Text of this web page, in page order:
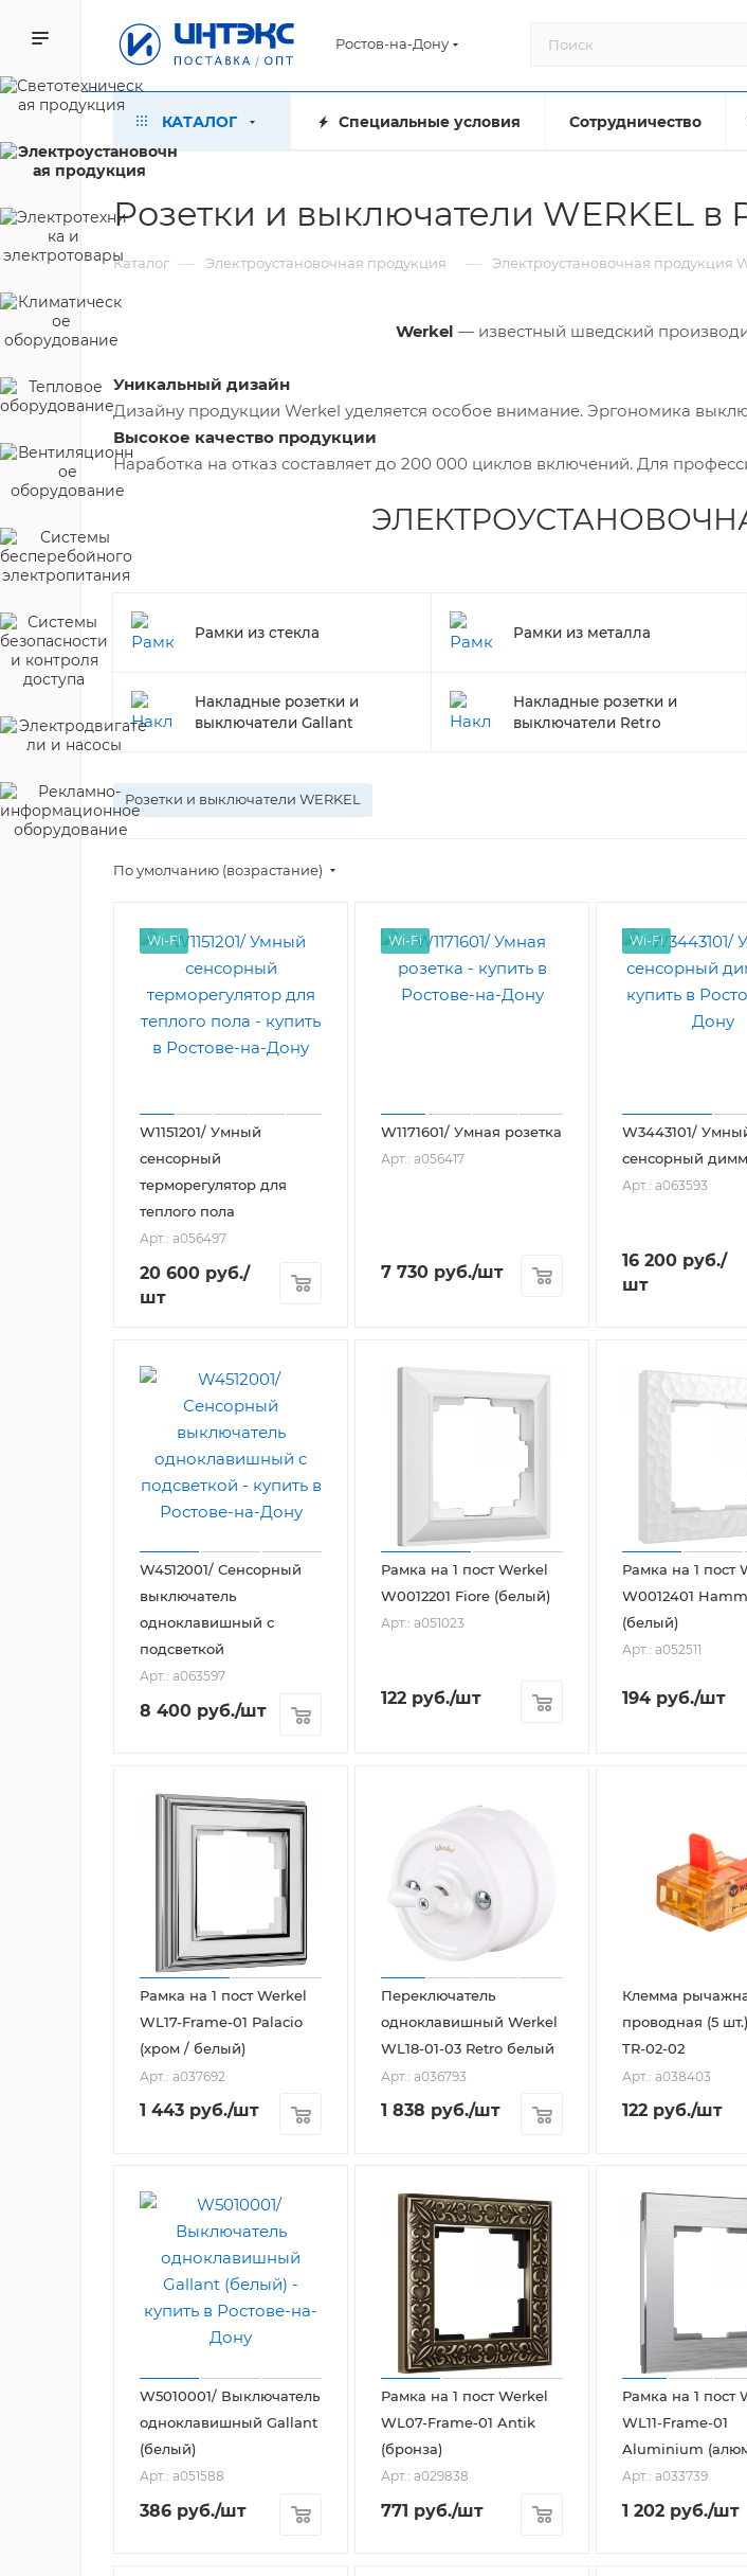
Ростов-на-Дону
КАТАЛОГ Специальные условия Сотрудничество
Розетки и выключатели WERKEL в
Каталог — Электроустановочная продукция — Электроустановочная продукция
Werkel — известный шведский
Уникальный дизайн
Дизайну продукции Werkel уделяется особое внимание. Эргономика
Высокое качество продукции
Наработка на отказ составляет до 200 000 циклов включений. Для
Рамки из стекла Рамки из металла
Накладные розетки и
выключатели Gallant
Накладные розетки и
выключатели Retro
Розетки и выключатели WERKEL
По умолчанию (возрастание)
Wi-Fi
W1151201/ Умный
сенсорный
терморегулятор для
теплого пола
Арт.: a056497
20 600 руб./
шт
Wi-Fi
W1171601/ Умная розетка
Арт.: a056417
7 730 руб./шт
Wi-Fi
W3443101/
сенсорный
Арт.: a063593
16 200 руб./
шт
W4512001/ Сенсорный
выключатель
одноклавишный с
подсветкой
Арт.: a063597
8 400 руб./шт
Рамка на 1 пост Werkel
W0012201 Fiore (белый)
Арт.: a051023
122 руб./шт
Рамка на 1 пост
W0012401
(белый)
Арт.: a052511
194 руб./шт
Рамка на 1 пост Werkel
WL17-Frame-01 Palacio
(хром / белый)
Арт.: a037692
1 443 руб./шт
Переключатель
одноклавишный Werkel
WL18-01-03 Retro белый
Арт.: a036793
1 838 руб./шт
Клемма
проводная (5
TR-02-02
Арт.: a038403
122 руб./шт
W5010001/ Выключатель
одноклавишный Gallant
(белый)
Арт.: a051588
386 руб./шт
Рамка на 1 пост Werkel
WL07-Frame-01 Antik
(бронза)
Арт.: a029838
771 руб./шт
Рамка на 1 пост
WL11-Frame-01
Aluminium
Арт.: a033739
1 202 руб./шт